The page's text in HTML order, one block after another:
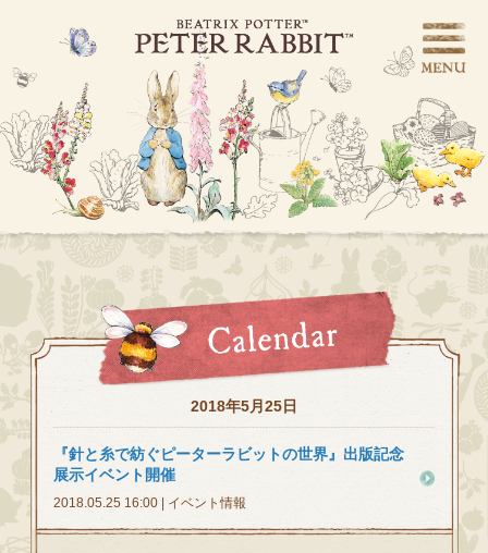
2018年5月25日
『針と糸で紡ぐピーターラビットの世界』出版記念
展示イベント開催
2018.05.25 16:00 | イベント情報